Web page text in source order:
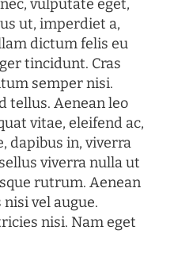
vulputate eget,
ut, imperdiet a,
dictum felis eu
tincidunt. Cras
semper nisi.
tellus. Aenean leo
vitae, eleifend ac,
dapibus in, viverra
viverra nulla ut
rutrum. Aenean
vel augue.
nisi. Nam eget